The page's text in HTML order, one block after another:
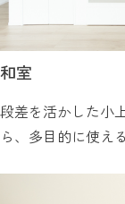
和室
段差を活かした小
ら、多目的に使え